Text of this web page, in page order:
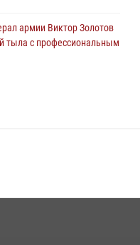
армии Виктор Золотов
тыла с профессиональным
летию Центрального